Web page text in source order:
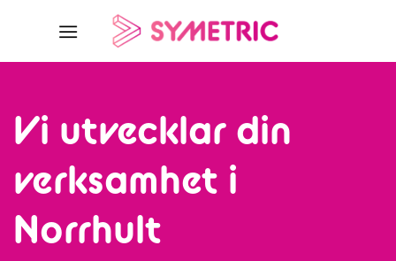
Vi utvecklar din
verksamhet i
Norrhult